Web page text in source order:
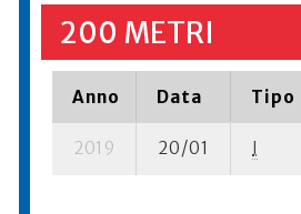
200 METRI
Anno Data Tipo
2019 20/01 I